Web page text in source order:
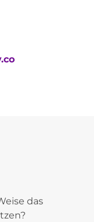
das